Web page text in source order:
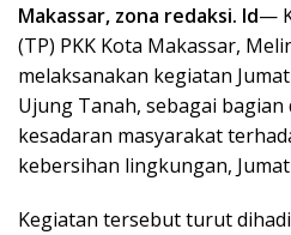
Makassar, zona redaksi. Id—
(TP) PKK Kota Makassar,
melaksanakan kegiatan
Ujung Tanah, sebagai
kesadaran masyarakat
kebersihan lingkungan,
Kegiatan tersebut turut